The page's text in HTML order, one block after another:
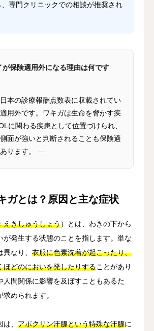
、専門クリニックでの相談が推奨され
が保険適用外になる理由は何です
本の診療報酬点数表に収載されてい
用外です。ワキガは生命を脅かす疾
に関わる疾患として位置づけられ、
面が強いと判断されることも保険適
ります。 —
ガとは？原因と主な症状
えきしゅうしょう）とは、わきの下から
が発生する状態のことを指します。単な
なり、 衣服に色素沈着が起こったり、
ほどのにおいを発したりすることがあり
人間関係に影響を及ぼすこともあるた
められます。
、 アポクリン汗腺という特殊な汗腺に